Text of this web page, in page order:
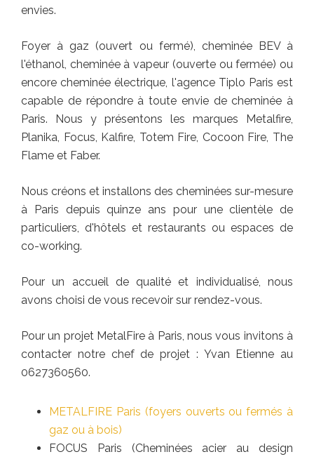
envies.
Foyer à gaz (ouvert ou fermé), cheminée BEV à
l'éthanol, cheminée à vapeur (ouverte ou fermée) ou
encore cheminée électrique, l'agence Tiplo Paris est
capable de répondre à toute envie de cheminée à
Paris. Nous y présentons les marques Metalfire,
Planika, Focus, Kalfire, Totem Fire, Cocoon Fire, The
Flame et Faber.
Nous créons et installons des cheminées sur-mesure
à Paris depuis quinze ans pour une clientèle de
particuliers, d'hôtels et restaurants ou espaces de
co-working.
Pour un accueil de qualité et individualisé, nous
avons choisi de vous recevoir sur rendez-vous.
Pour un projet MetalFire à Paris, nous vous invitons à
contacter notre chef de projet : Yvan Etienne au
0627360560.
METALFIRE Paris (foyers ouverts ou fermés à
gaz ou à bois)
FOCUS Paris (Cheminées acier au design